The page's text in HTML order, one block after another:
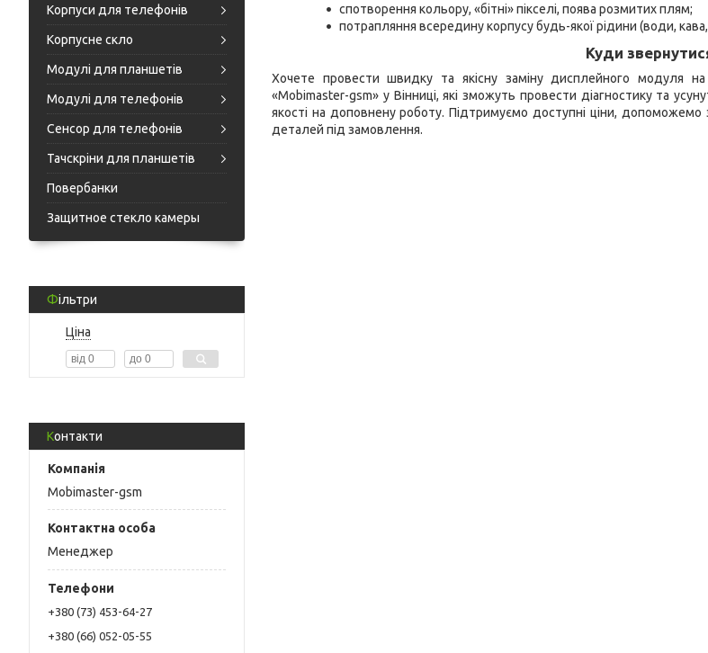
Корпуси для телефонів
Корпусне скло
Модулі для планшетів
Модулі для телефонів
Сенсор для телефонів
Тачскріни для планшетів
Повербанки
Защитное стекло камеры
Фільтри
Ціна
Контакти
Mobimaster-gsm
Менеджер
+380 (73) 453-64-27
+380 (66) 052-05-55
спотворення кольору, «бітні» пікселі, поява розмитих плям;
потрапляння всередину корпусу будь-якої рідини (води,
Куди
Хочете провести швидку та якісну заміну дисплейного модуля на
«Mobimaster-gsm» у Вінниці, які зможуть провести діагностику та
якості на доповнену роботу. Підтримуємо доступні ціни, допоможемо
деталей під замовлення.